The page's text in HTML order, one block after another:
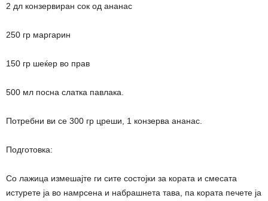
2 дл конзервиран сок од ананас
250 гр маргарин
150 гр шеќер во прав
500 мл посна слатка павлака.
Потребни ви се 300 гр цреши, 1 конзерва ананас.
Подготовка:
Со лажица измешајте ги сите состојки за кората и смесата
истурете ја во намрсена и набрашнета тава, па кората печете ја